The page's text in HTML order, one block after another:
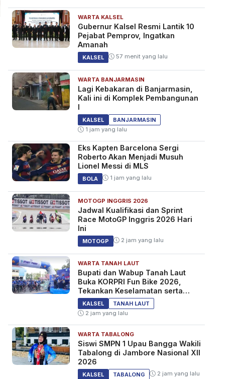
WARTA KALSEL
Gubernur Kalsel Resmi Lantik 10
Pejabat Pemprov, Ingatkan
Amanah
KALSEL 57 menit yang lalu
WARTA BANJARMASIN
Lagi Kebakaran di Banjarmasin,
Kali ini di Komplek Pembangunan
I
KALSEL
BANJARMASIN
1 jam yang lalu
Eks Kapten Barcelona Sergi
Roberto Akan Menjadi Musuh
Lionel Messi di MLS
BOLA 1 jam yang lalu
MOTOGP INGGRIS 2026
Jadwal Kualifikasi dan Sprint
Race MotoGP Inggris 2026 Hari
Ini
MOTOGP 2 jam yang lalu
WARTA TANAH LAUT
Bupati dan Wabup Tanah Laut
Buka KORPRI Fun Bike 2026,
Tekankan Keselamatan serta
Kebersamaan
KALSEL
TANAH LAUT
2 jam yang lalu
WARTA TABALONG
Siswi SMPN 1 Upau Bangga Wakili
Tabalong di Jambore Nasional XII
2026
KALSEL TABALONG 2 jam yang lalu